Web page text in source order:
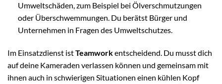
Umweltschäden, zum Beispiel bei Ölverschmutzungen
oder Überschwemmungen. Du berätst Bürger und
Unternehmen in Fragen des Umweltschutzes.
Im Einsatzdienst istTeamworkentscheidend. Du musst dich
auf deine Kameraden verlassen können und gemeinsam mit
ihnen auch in schwierigen Situationen einen kühlen Kopf